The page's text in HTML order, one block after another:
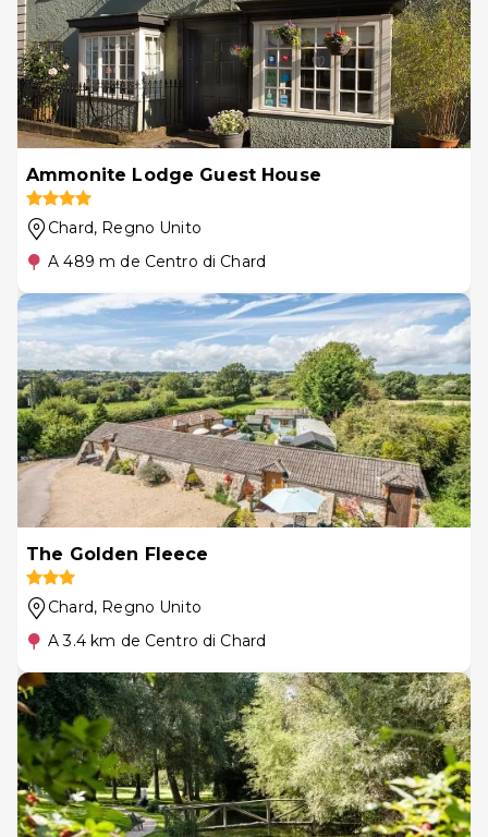
Ammonite Lodge Guest House
Chard, Regno Unito
A 489 m de Centro di Chard
The Golden Fleece
Chard, Regno Unito
A 3.4 km de Centro di Chard